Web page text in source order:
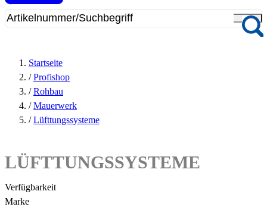
Startseite
/ Profishop
/ Rohbau
/ Mauerwerk
/ Lüfttungssysteme
LÜFTTUNGSSYSTEME
Verfügbarkeit
Marke